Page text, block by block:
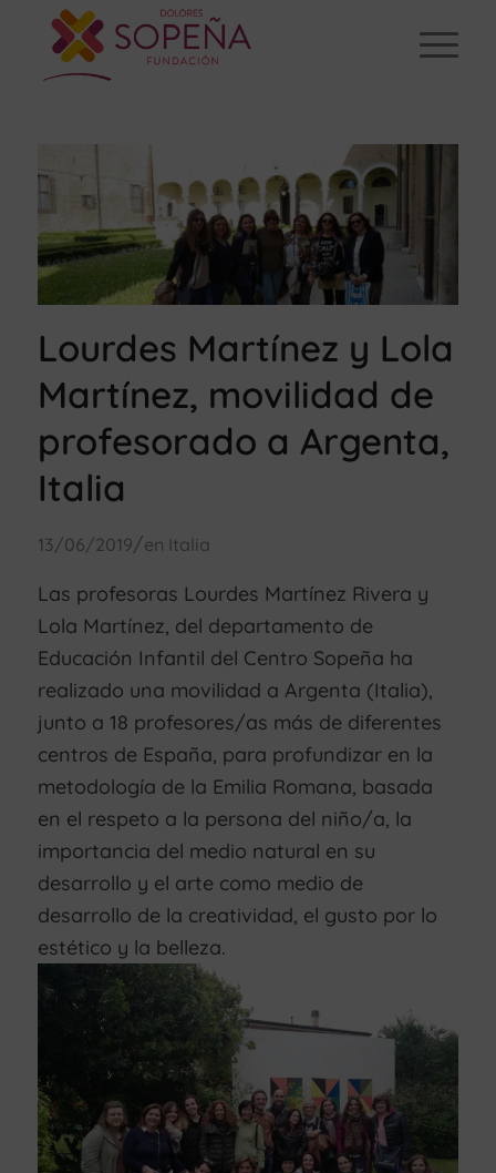
Lourdes Martínez y Lola
Martínez, movilidad de
profesorado a Argenta,
Italia
13/06/2019/en Italia
Las profesoras Lourdes Martínez Rivera y
Lola Martínez, del departamento de
Educación Infantil del Centro Sopeña ha
realizado una movilidad a Argenta (Italia),
junto a 18 profesores/as más de diferentes
centros de España, para profundizar en la
metodología de la Emilia Romana, basada
en el respeto a la persona del niño/a, la
importancia del medio natural en su
desarrollo y el arte como medio de
desarrollo de la creatividad, el gusto por lo
estético y la belleza.